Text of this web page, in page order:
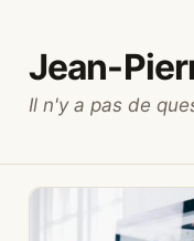
contenu
Jean-
Il n'y a pas de